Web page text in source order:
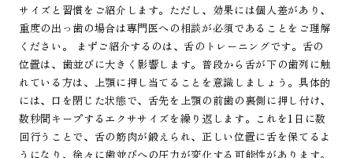
サイズと習慣をご紹介します。ただし、効果には個人差があり、
重度の出っ歯の場合は専門医への相談が必須であることをご理解
ください。 まずご紹介するのは、舌のトレーニングです。舌の
位置は、歯並びに大きく影響します。普段から舌が下の歯列に触
れている方は、上顎に押し当てることを意識しましょう。具体的
には、口を閉じた状態で、舌先を上顎の前歯の裏側に押し付け、
数秒間キープするエクササイズを繰り返します。これを1日に数
回行うことで、舌の筋肉が鍛えられ、正しい位置に舌を保てるよ
うになり、徐々に歯並びへの圧力が変化する可能性があります。